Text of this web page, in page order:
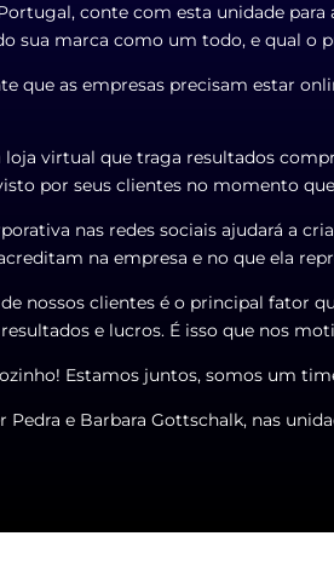
conte com esta unidade
sua marca como um todo, e qual o
que as empresas precisam estar
virtual que traga resultados
por seus clientes no momento
nas redes sociais ajudará a
na empresa e no que ela
de nossos clientes é o principal fator
e lucros. É isso que nos
Estamos juntos, somos um
Pedra e Barbara Gottschalk, nas